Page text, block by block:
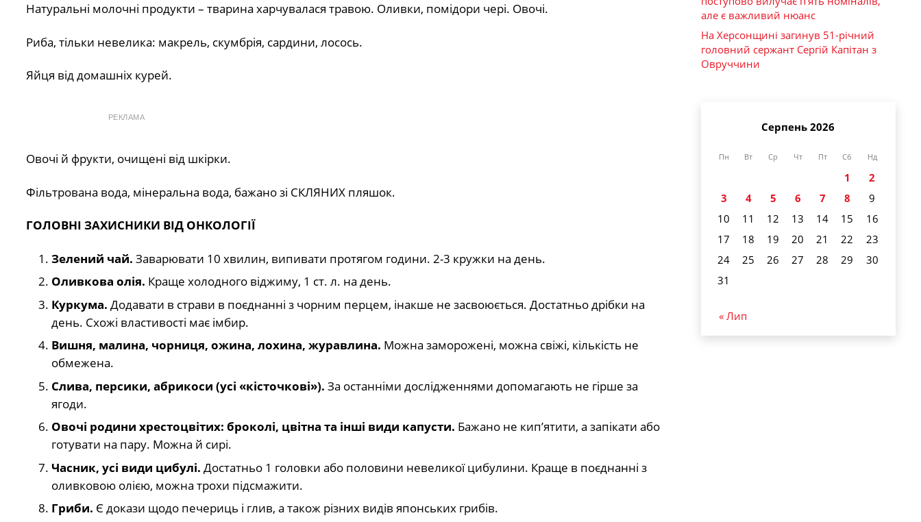
Натуральні молочні продукти – тварина харчувалася травою. Оливки, помідори чері. Овочі.
Риба, тільки невелика: макрель, скумбрія, сардини, лосось.
Яйця від домашніх курей.
РЕКЛАМА
Овочі й фрукти, очищені від шкірки.
Фільтрована вода, мінеральна вода, бажано зі СКЛЯНИХ пляшок.
ГОЛОВНІ ЗАХИСНИКИ ВІД ОНКОЛОГІЇ
Зелений чай. Заварювати 10 хвилин, випивати протягом години. 2-3 кружки на день.
Оливкова олія. Краще холодного віджиму, 1 ст. л. на день.
Куркума. Додавати в страви в поєднанні з чорним перцем, інакше не засвоюється. Достатньо дрібки на
день. Схожі властивості має імбир.
Вишня, малина, чорниця, ожина, лохина, журавлина. Можна заморожені, можна свіжі, кількість не
обмежена.
Слива, персики, абрикоси (усі «кісточкові»). За останніми дослідженнями допомагають не гірше за
ягоди.
Овочі родини хрестоцвітих: броколі, цвітна та інші види капусти. Бажано не кип’ятити, а запікати або
готувати на пару. Можна й сирі.
Часник, усі види цибулі. Достатньо 1 головки або половини невеликої цибулини. Краще в поєднанні з
оливковою олією, можна трохи підсмажити.
Гриби. Є докази щодо печериць і глив, а також різних видів японських грибів.
але є важливий нюанс
На Херсонщині загинув 51-річний
головний сержант Сергій Капітан з
Овруччини
Серпень 2026
Пн Вт Ср Чт Пт Сб Нд
1
2
3
4 5 6 7 8
9
10
11 12 13 14 15
16
17
18 19 20 21 22
23
24
25 26 27 28 29
30
31
« Лип